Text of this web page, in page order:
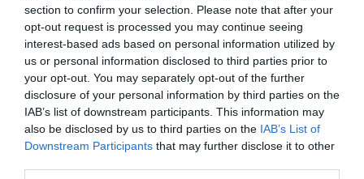
section to confirm your selection. Please note that after your
opt-out request is processed you may continue seeing
interest-based ads based on personal information utilized by
us or personal information disclosed to third parties prior to
your opt-out. You may separately opt-out of the further
disclosure of your personal information by third parties on the
IAB’s list of downstream participants. This information may
also be disclosed by us to third parties on the IAB’s List of
Downstream Participants that may further disclose it to other
A telken 153 lakásos társasházat építenek fel,
a látványtervek szerint több belső udvar
körül.
AZ ÉPÍTTETŐK FELÚJÍTJÁK A
SZOMSZÉDOS MŰEMLÉK ÉPÜLETEKET, A
SÍP UTCAI HOMLOKZATOKAT PEDIG